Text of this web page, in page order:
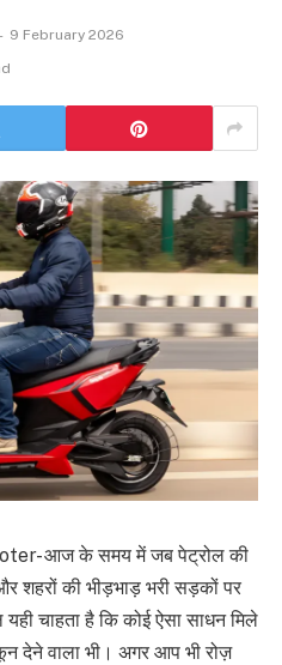
9 February 2026
आज के समय में जब पेट्रोल की
शहरों की भीड़भाड़ भरी सड़कों पर
चाहता है कि कोई ऐसा साधन मिले
देने वाला भी। अगर आप भी रोज़